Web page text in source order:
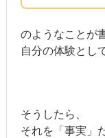
のようなことが
自分の体験とし
そうしたら、
それを「事実」